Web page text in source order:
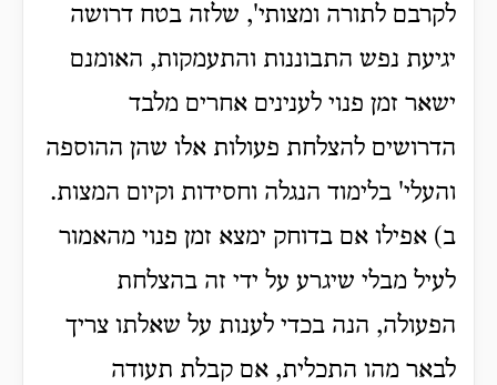
לקרבם לתורה ומצותי', שלזה בטח דרושה
יגיעת נפש התבוננות והתעמקות, האומנם
ישאר זמן פנוי לענינים אחרים מלבד
הדרושים להצלחת פעולות אלו שהן ההוספה
והעלי' בלימוד הנגלה וחסידות וקיום המצות.
ב) אפילו אם בדוחק ימצא זמן פנוי מהאמור
לעיל מבלי שיגרע על ידי זה בהצלחת
הפעולה, הנה בכדי לענות על שאלתו צריך
לבאר מהו התכלית, אם קבלת תעודה